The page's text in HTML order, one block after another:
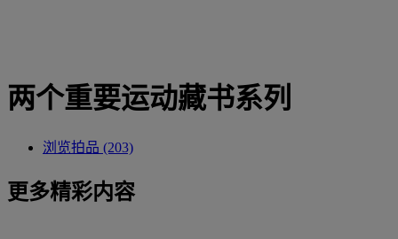
两个重要运动藏书系列
浏览拍品 (203)
更多精彩内容